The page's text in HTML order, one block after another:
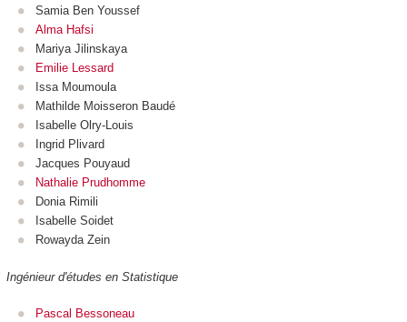
Samia Ben Youssef
Alma Hafsi
Mariya Jilinskaya
Emilie Lessard
Issa Moumoula
Mathilde Moisseron Baudé
Isabelle Olry-Louis
Ingrid Plivard
Jacques Pouyaud
Nathalie Prudhomme
Donia Rimili
Isabelle Soidet
Rowayda Zein
Ingénieur d'études en Statistique
Pascal Bessoneau